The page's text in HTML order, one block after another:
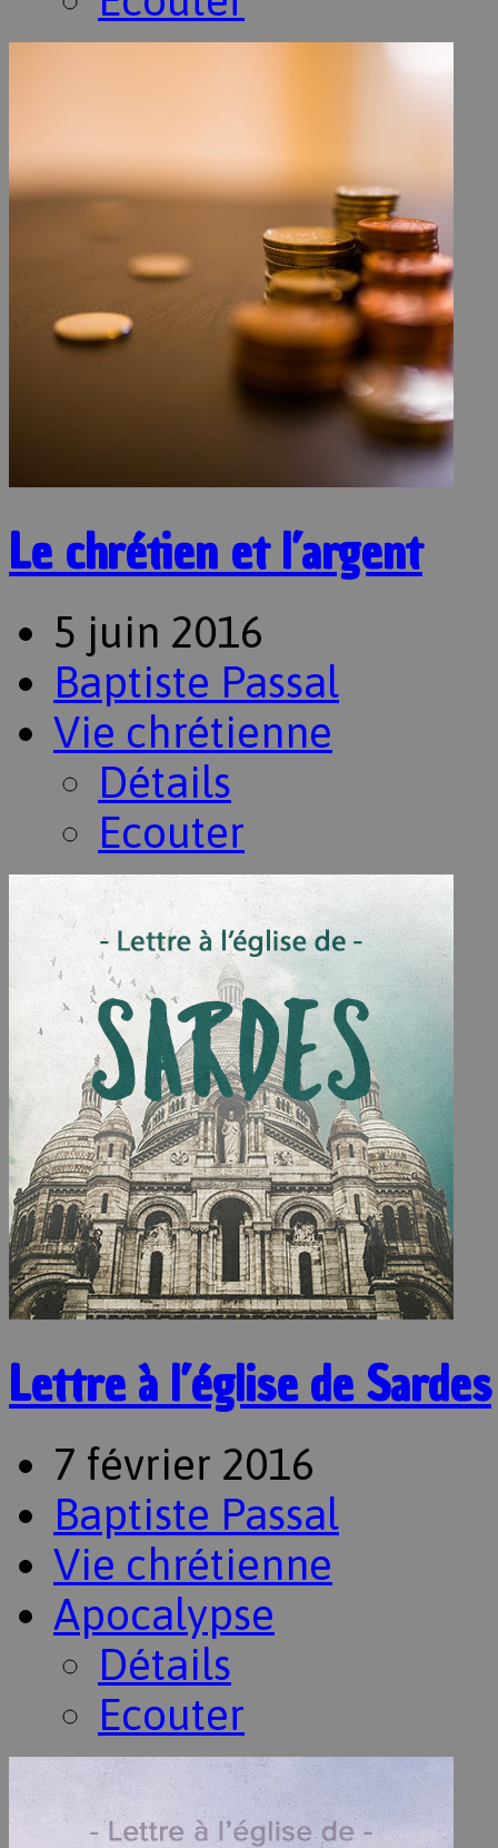
Le chrétien et l’argent
5 juin 2016
Baptiste Passal
Vie chrétienne
Détails
Ecouter
Lettre à l’église de Sardes
7 février 2016
Baptiste Passal
Vie chrétienne
Apocalypse
Détails
Ecouter